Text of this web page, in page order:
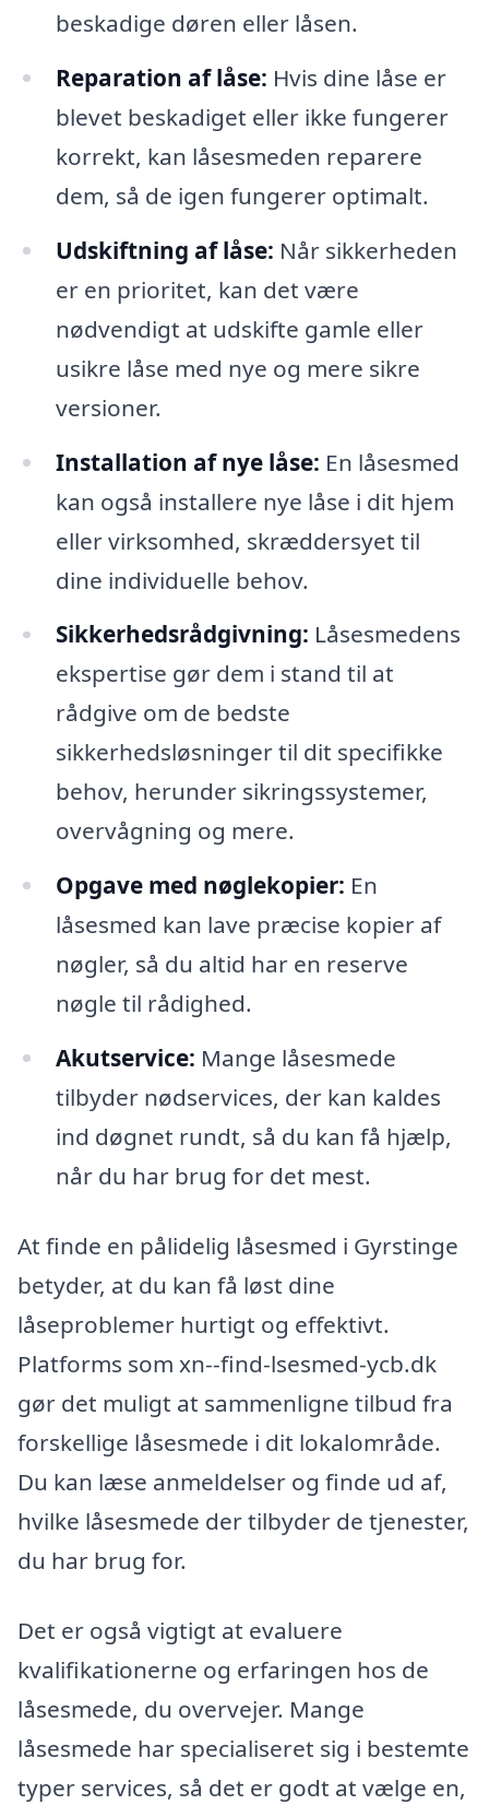
beskadige døren eller låsen.
Reparation af låse: Hvis dine låse er
blevet beskadiget eller ikke fungerer
korrekt, kan låsesmeden reparere
dem, så de igen fungerer optimalt.
Udskiftning af låse: Når sikkerheden
er en prioritet, kan det være
nødvendigt at udskifte gamle eller
usikre låse med nye og mere sikre
versioner.
Installation af nye låse: En låsesmed
kan også installere nye låse i dit hjem
eller virksomhed, skræddersyet til
dine individuelle behov.
Sikkerhedsrådgivning: Låsesmedens
ekspertise gør dem i stand til at
rådgive om de bedste
sikkerhedsløsninger til dit specifikke
behov, herunder sikringssystemer,
overvågning og mere.
Opgave med nøglekopier: En
låsesmed kan lave præcise kopier af
nøgler, så du altid har en reserve
nøgle til rådighed.
Akutservice: Mange låsesmede
tilbyder nødservices, der kan kaldes
ind døgnet rundt, så du kan få hjælp,
når du har brug for det mest.
At finde en pålidelig låsesmed i Gyrstinge
betyder, at du kan få løst dine
låseproblemer hurtigt og effektivt.
Platforms som xn--find-lsesmed-ycb.dk
gør det muligt at sammenligne tilbud fra
forskellige låsesmede i dit lokalområde.
Du kan læse anmeldelser og finde ud af,
hvilke låsesmede der tilbyder de tjenester,
du har brug for.
Det er også vigtigt at evaluere
kvalifikationerne og erfaringen hos de
låsesmede, du overvejer. Mange
låsesmede har specialiseret sig i bestemte
typer services, så det er godt at vælge en,